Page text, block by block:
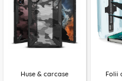
Huse & carcase Folii